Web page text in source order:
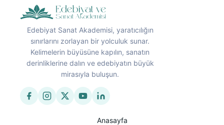
Edebiyat Sanat Akademisi, yaratıcılığın
sınırlarını zorlayan bir yolculuk sunar.
Kelimelerin büyüsüne kapılın, sanatın
derinliklerine dalın ve edebiyatın büyük
mirasıyla buluşun.
Anasayfa